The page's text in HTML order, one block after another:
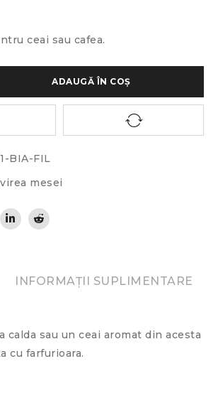
ceai sau cafea.
ADAUGĂ ÎN COȘ
BIA-FIL
mesei
INFORMAȚII SUPLIMENTARE
calda sau un ceai aromat din acesta
cu farfurioara.